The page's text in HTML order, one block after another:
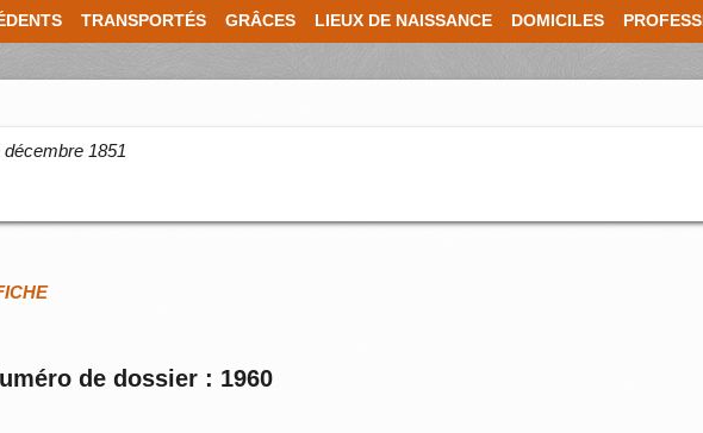
TRANSPORTÉS GRÂCES LIEUX DE NAISSANCE DOMICILES
décembre 1851
de dossier : 1960